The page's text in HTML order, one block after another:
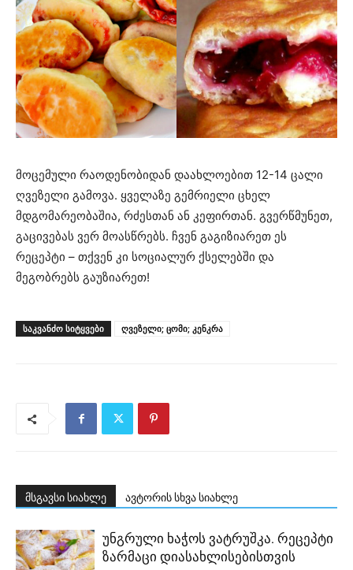
მოცემული რაოდენობიდან დაახლოებით 12-14 ცალი
ღვეზელი გამოვა. ყველაზე გემრიელი ცხელ
მდგომარეობაშია, რძესთან ან კეფირთან. გვერწმუნეთ,
გაცივებას ვერ მოასწრებს. ჩვენ გაგიზიარეთ ეს
რეცეპტი – თქვენ კი სოციალურ ქსელებში და
მეგობრებს გაუზიარეთ!
ᲡᲐᲙᲕᲐᲜᲫᲝ ᲡᲘᲢᲧᲕᲔᲑᲘ ღვეზელი; ცომი; კენკრა
მსგავსი სიახლე ავტორის სხვა სიახლე
უნგრული ხაჭოს ვატრუშკა. რეცეპტი
ზარმაცი დიასახლისებისთვის